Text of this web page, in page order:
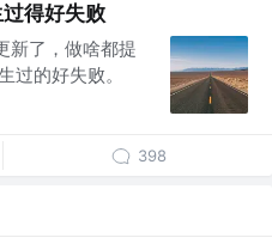
得好失败
新了，做啥都提
过的好失败。
398